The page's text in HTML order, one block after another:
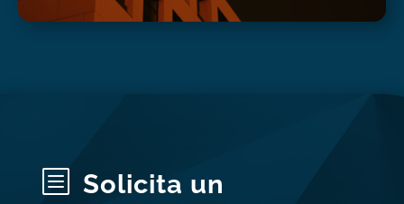
b
Solicita un